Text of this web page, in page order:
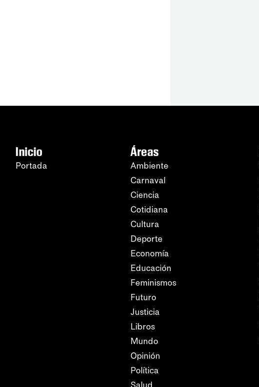
Inicio
Portada
Áreas
Ambiente
Carnaval
Ciencia
Cotidiana
Cultura
Deporte
Economía
Educación
Feminismos
Futuro
Justicia
Libros
Mundo
Opinión
Política